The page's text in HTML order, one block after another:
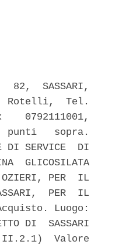
82,  SASSARI,
Rotelli,  Tel.
0792111001,
punti   sopra.
SERVICE  DI
GLICOSILATA
OZIERI, PER  IL
PER  IL
Luogo:
DI  SASSARI
II.2.1)  Valore